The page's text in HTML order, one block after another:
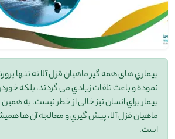
بیماري های همه گیر ماهیان قزل آلا نه تنها
نموده و باعث تلفات زیادي می گردند، بلکه
بیمار براي انسان نیز خالی از خطر نیست. به
ماهیان قزل آلا، پیش گیري و معالجه آن ها
است.